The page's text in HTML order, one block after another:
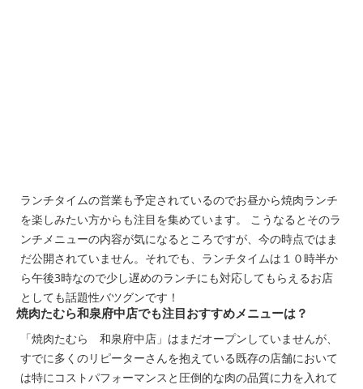
ランチタイムの営業も予定されているのでお昼から焼肉ランチ
を楽しみたい方からも注目を集めています。 こうなるとそのラ
ンチメニューの内容が気になるところですが、今の時点ではま
だ公開されていません。それでも、ランチタイムは１０時半か
ら午後3時なので少し遅めのランチにも対応してもらえるお店
としても話題性バツグンです！
焼肉たむら和泉府中店でも注目おすすめメニューは？
「焼肉たむら 和泉府中店」はまだオープンしていませんが、
すでに多くのリピーターさんを抱えている既存の店舗において
は特にコストパフォーマンスと圧倒的な肉の品質に力を入れて